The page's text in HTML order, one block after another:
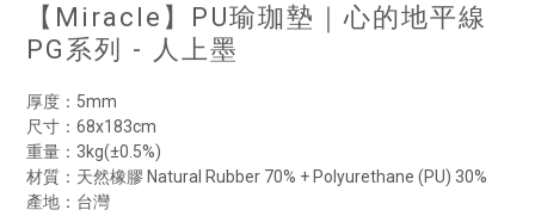
【Miracle】PU瑜珈墊｜心的地平線
PG系列 - 人上墨
厚度：5mm
尺寸：68x183cm
重量：3kg(±0.5%)
材質：天然橡膠 Natural Rubber 70% + Polyurethane (PU) 30%
產地：台灣